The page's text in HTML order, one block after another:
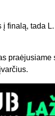
finalą, tada
praėjusiame